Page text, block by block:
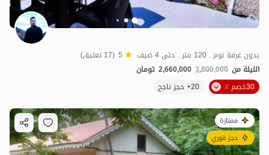
بدون غرفة نوم . 120 متر . حتى 4 ضيف 5 (17 تعليق)
الليلة من 3,800,000
2,660,000 تومان
30خصم ٪
20+ حجز ناجح
ممتازة
حجز فوري